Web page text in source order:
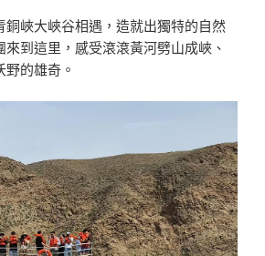
銅峽大峽谷相遇，造就出獨特的自然
到這里，感受滾滾黃河劈山成峽、
的雄奇。